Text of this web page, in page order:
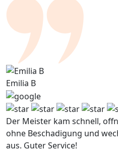
Emilia B
Der Meister kam schnell,
ohne Beschadigung und
aus. Guter Service!